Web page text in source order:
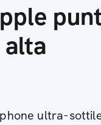
ultra-